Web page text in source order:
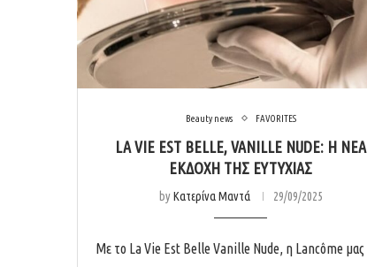
Beauty news FAVORITES
LA VIE EST BELLE, VANILLE NUDE: Η ΝΈΑ
ΕΚΔΟΧΉ ΤΗΣ ΕΥΤΥΧΊΑΣ
byΚατερίνα Μαντά 29/09/2025
Με το La Vie Est Belle Vanille Nude, η Lancôme μας